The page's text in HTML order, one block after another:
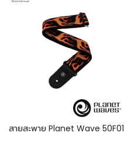
สายสะพาย Planet Wave 50F01